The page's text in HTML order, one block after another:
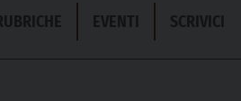
EVENTI SCRIVICI